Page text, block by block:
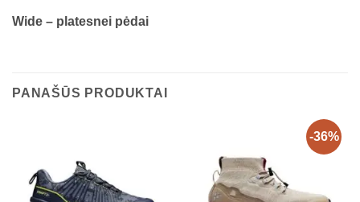
Wide – platesnei pėdai
PANAŠŪS PRODUKTAI
-36%